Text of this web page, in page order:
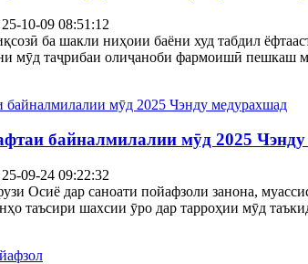
10-09 08:51:12
ба шакли ниҳоии баёни худ табдил
мӯд таҷрибаи олиҷаноби фармоишӣ пешкаш
байналмилалии мӯд 2025
09-24 09:22:32
Осиё дар саноати пойафзоли занона,
таъсири шахсии ӯро дар тарроҳии мӯд